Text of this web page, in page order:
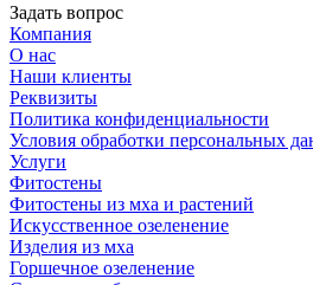
Задать вопрос
Компания
О нас
Наши клиенты
Реквизиты
Политика конфиденциальности
Условия обработки персональных
Услуги
Фитостены
Фитостены из мха и растений
Искусственное озеленение
Изделия из мха
Горшечное озеленение